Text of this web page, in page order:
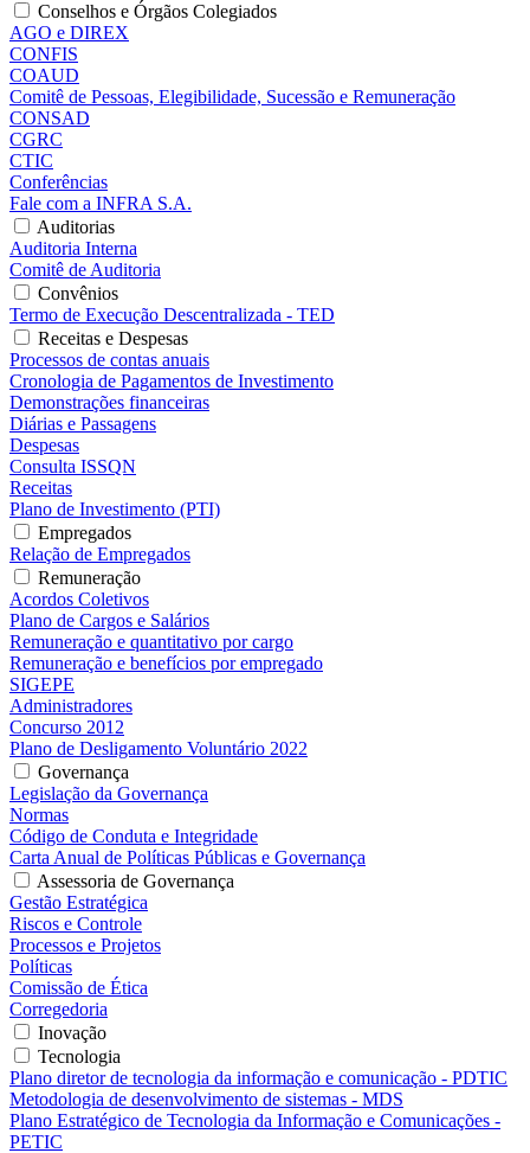
Conselhos e Órgãos Colegiados
AGO e DIREX
CONFIS
COAUD
Comitê de Pessoas, Elegibilidade, Sucessão e Remuneração
CONSAD
CGRC
CTIC
Conferências
Fale com a INFRA S.A.
Auditorias
Auditoria Interna
Comitê de Auditoria
Convênios
Termo de Execução Descentralizada - TED
Receitas e Despesas
Processos de contas anuais
Cronologia de Pagamentos de Investimento
Demonstrações financeiras
Diárias e Passagens
Despesas
Consulta ISSQN
Receitas
Plano de Investimento (PTI)
Empregados
Relação de Empregados
Remuneração
Acordos Coletivos
Plano de Cargos e Salários
Remuneração e quantitativo por cargo
Remuneração e benefícios por empregado
SIGEPE
Administradores
Concurso 2012
Plano de Desligamento Voluntário 2022
Governança
Legislação da Governança
Normas
Código de Conduta e Integridade
Carta Anual de Políticas Públicas e Governança
Assessoria de Governança
Gestão Estratégica
Riscos e Controle
Processos e Projetos
Políticas
Comissão de Ética
Corregedoria
Inovação
Tecnologia
Plano diretor de tecnologia da informação e comunicação - PDTIC
Metodologia de desenvolvimento de sistemas - MDS
Plano Estratégico de Tecnologia da Informação e Comunicações -
PETIC